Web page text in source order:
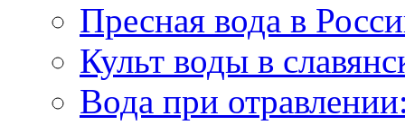
Пресная вода в
Культ воды в
Вода при